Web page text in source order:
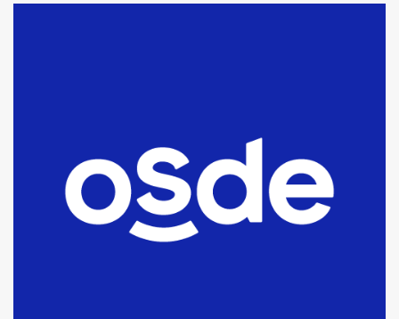
fueron detenidos por
comercialización de drogas en la
tarde del sábado
T.Lauquen: se vendió el edificio de
lo que fue la planta Industrial del